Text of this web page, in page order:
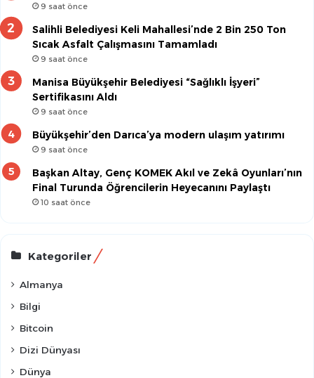
9 saat önce
Salihli Belediyesi Keli Mahallesi’nde 2 Bin 250 Ton
Sıcak Asfalt Çalışmasını Tamamladı
9 saat önce
Manisa Büyükşehir Belediyesi “Sağlıklı İşyeri”
Sertifikasını Aldı
9 saat önce
Büyükşehir’den Darıca’ya modern ulaşım yatırımı
9 saat önce
Başkan Altay, Genç KOMEK Akıl ve Zekâ Oyunları’nın
Final Turunda Öğrencilerin Heyecanını Paylaştı
10 saat önce
Kategoriler
Almanya
Bilgi
Bitcoin
Dizi Dünyası
Dünya